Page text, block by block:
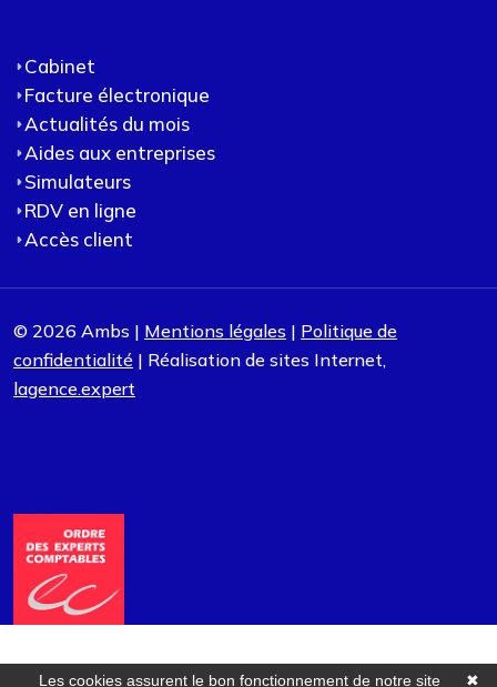
Cabinet
Facture électronique
Actualités du mois
Aides aux entreprises
Simulateurs
RDV en ligne
Accès client
© 2026 Ambs | Mentions légales | Politique de
confidentialité | Réalisation de sites Internet,
lagence.expert
✖
Les cookies assurent le bon fonctionnement de notre site